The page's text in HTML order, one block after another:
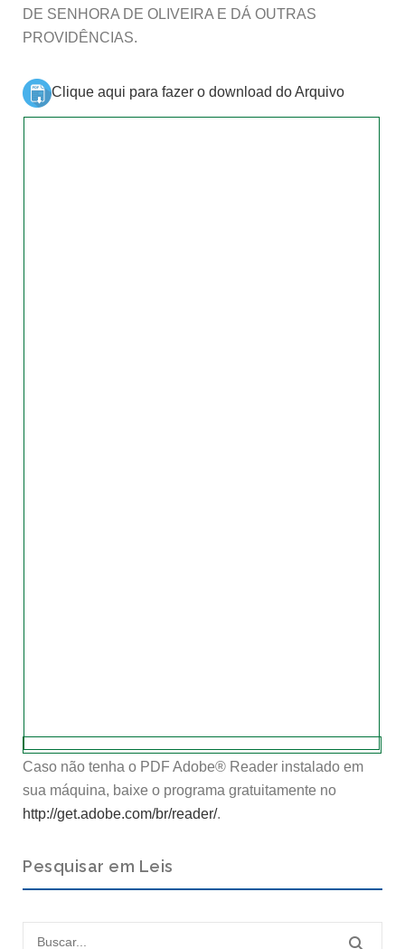
DE SENHORA DE OLIVEIRA E DÁ OUTRAS
PROVIDÊNCIAS.
Clique aqui para fazer o download do Arquivo
Caso não tenha o PDF Adobe® Reader instalado em
sua máquina, baixe o programa gratuitamente no
http://get.adobe.com/br/reader/.
Pesquisar em Leis